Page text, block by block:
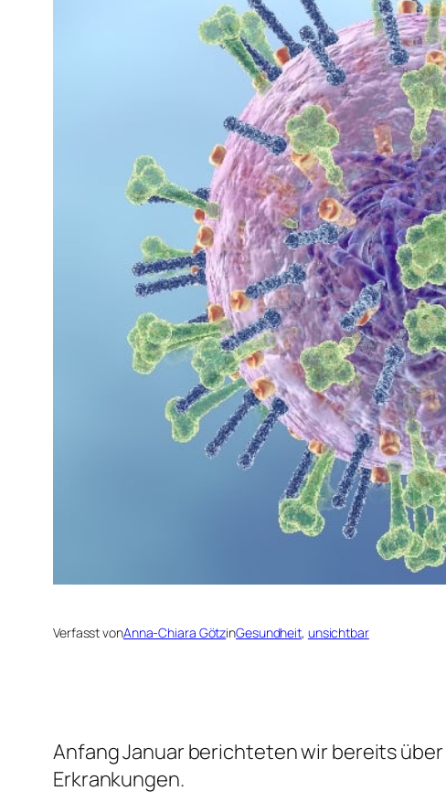
Verfasst vonAnna-Chiara GötzinGesundheit, unsichtbar
Anfang Januar berichteten wir bereits über
Erkrankungen.